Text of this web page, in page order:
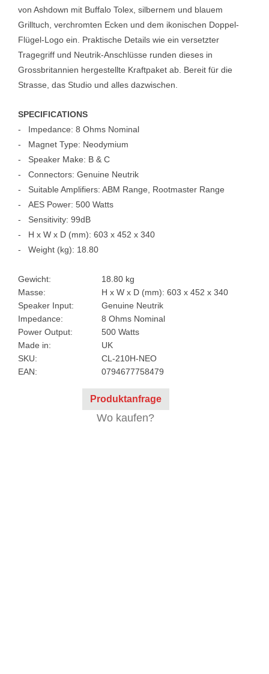
von Ashdown mit Buffalo Tolex, silbernem und blauem
Grilltuch, verchromten Ecken und dem ikonischen Doppel-
Flügel-Logo ein. Praktische Details wie ein versetzter
Tragegriff und Neutrik-Anschlüsse runden dieses in
Grossbritannien hergestellte Kraftpaket ab. Bereit für die
Strasse, das Studio und alles dazwischen.
SPECIFICATIONS
-
Impedance: 8 Ohms Nominal
-
Magnet Type: Neodymium
-
Speaker Make: B & C
-
Connectors: Genuine Neutrik
-
Suitable Amplifiers: ABM Range, Rootmaster Range
-
AES Power: 500 Watts
-
Sensitivity: 99dB
-
H x W x D (mm): 603 x 452 x 340
- Weight (kg): 18.80
Gewicht:
18.80 kg
Masse:
H x W x D (mm): 603 x 452 x 340
Speaker Input:
Genuine Neutrik
Impedance:
8 Ohms Nominal
Power Output:
500 Watts
Made in:
UK
SKU:
CL-210H-NEO
EAN:
0794677758479
Produktanfrage
Wo kaufen?